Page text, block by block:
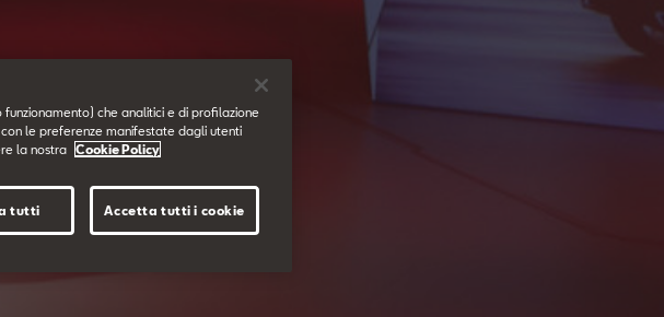
che analitici e di profilazione
le preferenze manifestate dagli utenti
la nostra
Cookie Policy
tutti Accetta tutti i cookie